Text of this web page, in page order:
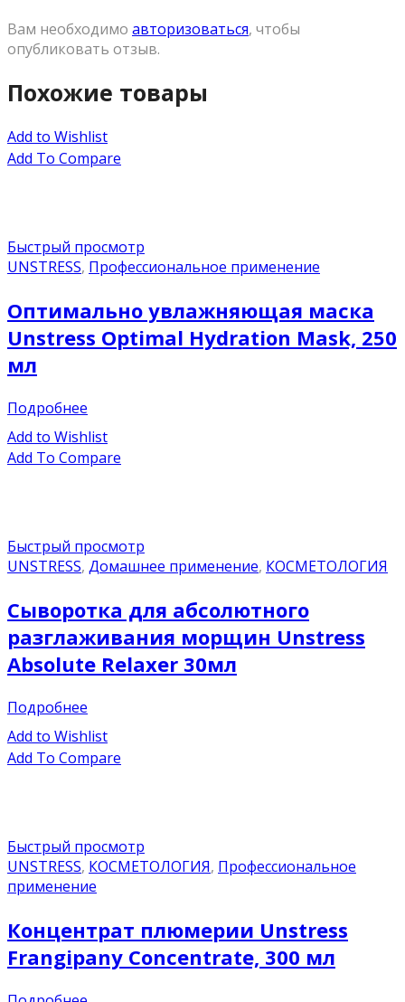
Вам необходимо авторизоваться, чтобы
опубликовать отзыв.
Похожие товары
Add to Wishlist
Add To Compare
Быстрый просмотр
UNSTRESS, Профессиональное применение
Оптимально увлажняющая маска
Unstress Optimal Hydration Mask, 250
мл
Подробнее
Add to Wishlist
Add To Compare
Быстрый просмотр
UNSTRESS, Домашнее применение, КОСМЕТОЛОГИЯ
Сыворотка для абсолютного
разглаживания морщин Unstress
Absolute Relaxer 30мл
Подробнее
Add to Wishlist
Add To Compare
Быстрый просмотр
UNSTRESS, КОСМЕТОЛОГИЯ, Профессиональное
применение
Концентрат плюмерии Unstress
Frangipany Concentrate, 300 мл